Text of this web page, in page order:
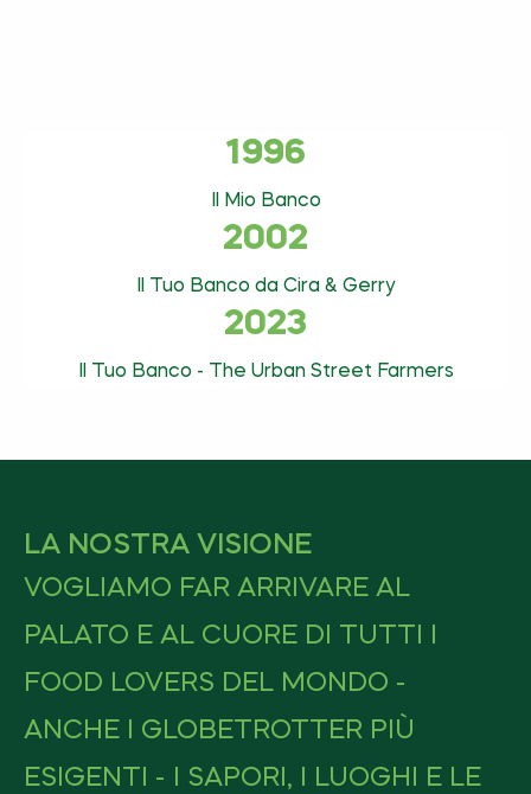
1996
Il Mio Banco
2002
Il Tuo Banco da Cira & Gerry
2023
Il Tuo Banco - The Urban Street Farmers
LA NOSTRA VISIONE
VOGLIAMO FAR ARRIVARE AL
PALATO E AL CUORE DI TUTTI I
FOOD LOVERS DEL MONDO -
ANCHE I GLOBETROTTER PIÙ
ESIGENTI - I SAPORI, I LUOGHI E LE